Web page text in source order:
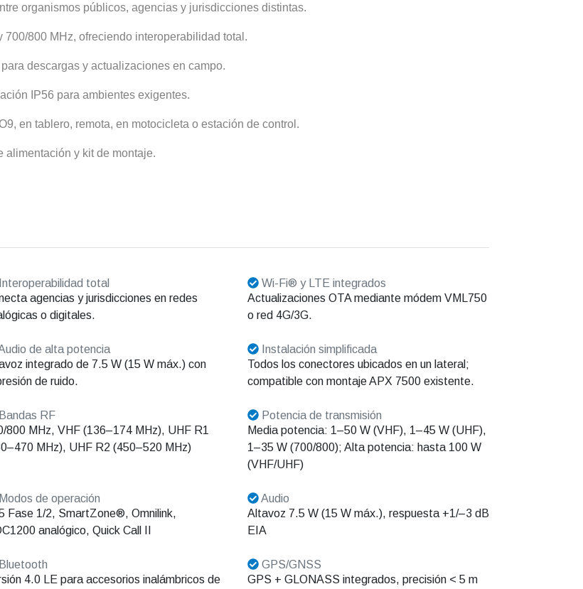
organismos públicos, agencias y jurisdicciones distintas.
800 MHz, ofreciendo interoperabilidad total.
descargas y actualizaciones en campo.
IP56 para ambientes exigentes.
en tablero, remota, en motocicleta o estación de control.
y kit de montaje.
Interoperabilidad total
agencias y jurisdicciones en redes
o digitales.
Wi-Fi® y LTE integrados
Actualizaciones OTA mediante módem VML750
o red 4G/3G.
de alta potencia
integrado de 7.5 W (15 W máx.) con
de ruido.
Instalación simplificada
Todos los conectores ubicados en un lateral;
compatible con montaje APX 7500 existente.
Bandas RF
800 MHz, VHF (136–174 MHz), UHF R1
MHz), UHF R2 (450–520 MHz)
Potencia de transmisión
Media potencia: 1–50 W (VHF), 1–45 W (UHF),
1–35 W (700/800); Alta potencia: hasta 100 W
(VHF/UHF)
Modos de operación
Fase 1/2, SmartZone®, Omnilink,
analógico, Quick Call II
Audio
Altavoz 7.5 W (15 W máx.), respuesta +1/–3 dB
EIA
Bluetooth
4.0 LE para accesorios inalámbricos de
GPS/GNSS
GPS + GLONASS integrados, precisión < 5 m